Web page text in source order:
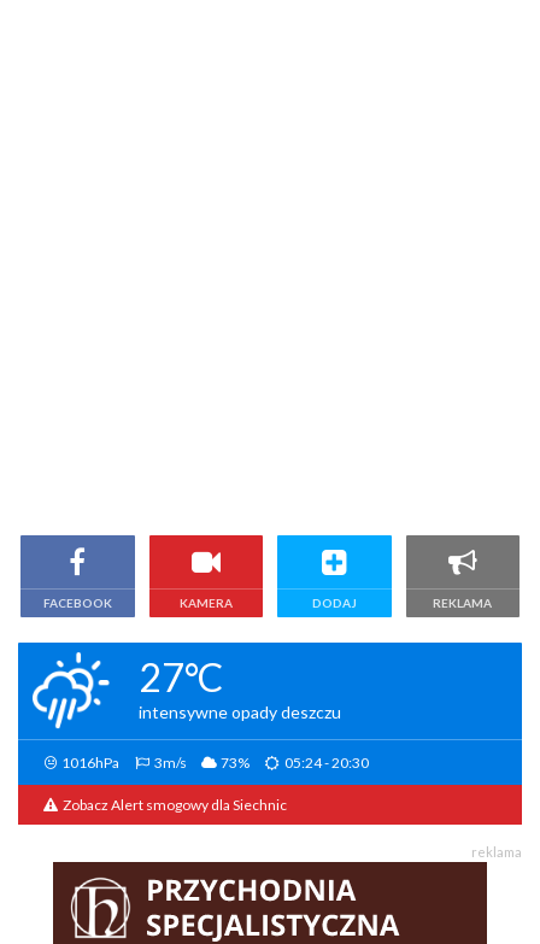
FACEBOOK KAMERA DODAJ REKLAMA
27°C
intensywne opady deszczu
1016hPa 3m/s 73% 05:24 - 20:30
Zobacz Alert smogowy dla Siechnic
reklama